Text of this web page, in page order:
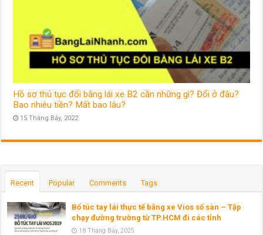
Hồ sơ thủ tục đổi bằng lái xe B2 cần những gì? Đổi ở đâu?
Bao nhiêu tiền? Mất bao lâu?
15 Tháng Bảy, 2022
Recent Popular Comments Tags
Bổ túc tay lái thực tế bằng xe Vios số sàn – Tập
chạy đường trường từ TP.HCM đi các tỉnh
18 Tháng Bảy, 2025